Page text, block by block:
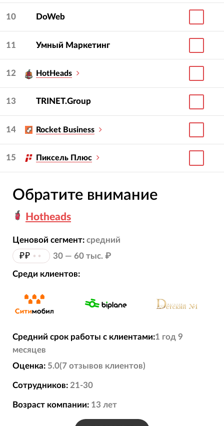
10 DoWeb
11 Умный Маркетинг
12 HotHeads
13 TRINET.Group
14 Rocket Business
15 Пиксель Плюс
Обратите внимание
Hotheads
Ценовой сегмент: средний
₽₽ •• 30 — 60 тыс. ₽
Среди клиентов:
Средний срок работы с клиентами:1 год 9
месяцев
Оценка: 5.0(7 отзывов клиентов)
Сотрудников: 21-30
Возраст компании: 13 лет